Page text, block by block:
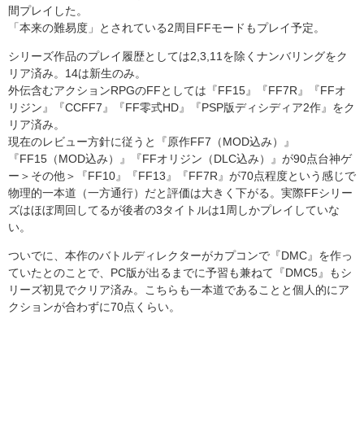
間プレイした。
「本来の難易度」とされている2周目FFモードもプレイ予定。
シリーズ作品のプレイ履歴としては2,3,11を除くナンバリングをク
リア済み。14は新生のみ。
外伝含むアクションRPGのFFとしては『FF15』『FF7R』『FFオ
リジン』『CCFF7』『FF零式HD』『PSP版ディシディア2作』をク
リア済み。
現在のレビュー方針に従うと『原作FF7（MOD込み）』
『FF15（MOD込み）』『FFオリジン（DLC込み）』が90点台神ゲ
ー＞その他＞『FF10』『FF13』『FF7R』が70点程度という感じで
物理的一本道（一方通行）だと評価は大きく下がる。実際FFシリー
ズはほぼ周回してるが後者の3タイトルは1周しかプレイしていな
い。
ついでに、本作のバトルディレクターがカプコンで『DMC』を作っ
ていたとのことで、PC版が出るまでに予習も兼ねて『DMC5』もシ
リーズ初見でクリア済み。こちらも一本道であることと個人的にア
クションが合わずに70点くらい。